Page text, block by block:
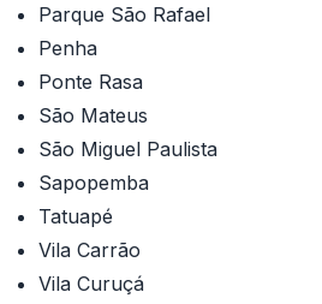
Parque São Rafael
Penha
Ponte Rasa
São Mateus
São Miguel Paulista
Sapopemba
Tatuapé
Vila Carrão
Vila Curuçá